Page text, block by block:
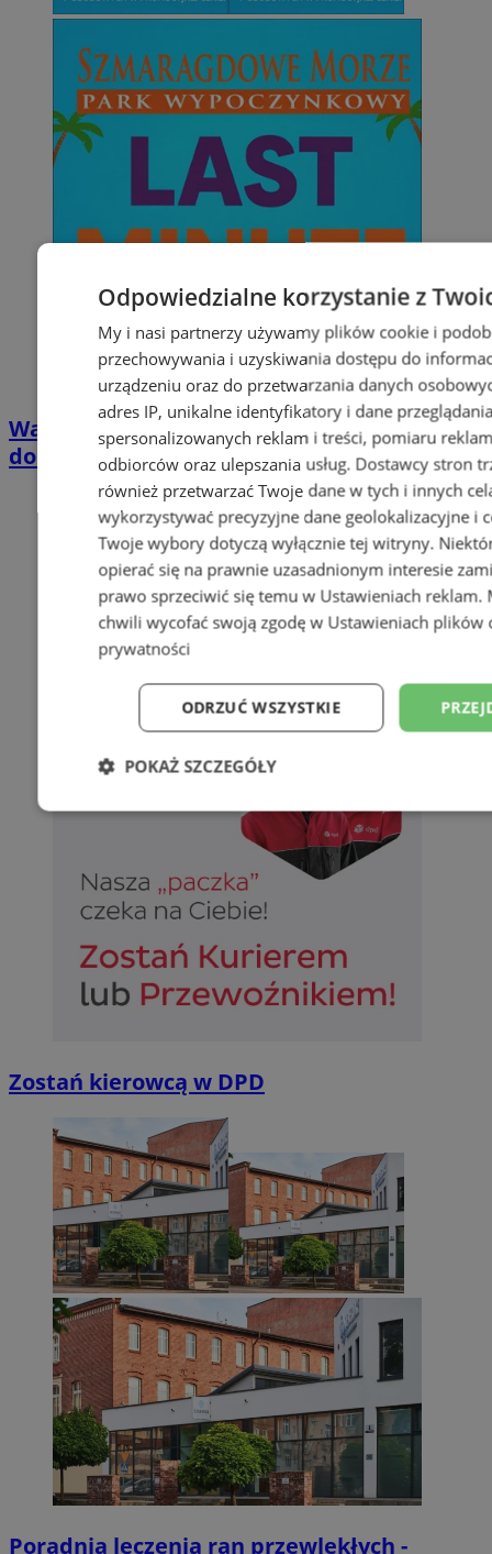
Wakacyjny wypoczynek nad Bałtykiem w
domkach Szmaragdowe Morze
Zostań kierowcą w DPD
Poradnia leczenia ran przewlekłych -
Odpowiedzialne korzystanie z
My i nasi partnerzy używamy plików cookie i
przechowywania i uzyskiwania dostępu do
urządzeniu oraz do przetwarzania danych
adres IP, unikalne identyfikatory i dane
spersonalizowanych reklam i treści, pomiaru
odbiorców oraz ulepszania usług. Dostawcy stron
również przetwarzać Twoje dane w tych i innych
wykorzystywać precyzyjne dane geolokalizacyjne i
Twoje wybory dotyczą wyłącznie tej witryny.
opierać się na prawnie uzasadnionym interesie
prawo sprzeciwić się temu w Ustawieniach reklam.
chwili wycofać swoją zgodę w Ustawieniach plików
prywatności
ODRZUĆ WSZYSTKIE
POKAŻ SZCZEGÓŁY
Niezbędne Wydajność
Niezbędne pliki cookie umożliwiają korzystanie z podstawowych
można prawidłowo korzystać ze strony internetowej.
Nazwa
Provider/
Domena
SessID
sosnowiecki.pl
QeSessID sosnowiecki.pl
MvSessID sosnowiecki.pl
euds